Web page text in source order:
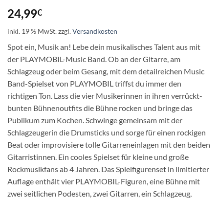
24,99€
inkl. 19 % MwSt.zzgl.Versandkosten
Spot ein, Musik an! Lebe dein musikalisches Talent aus mit
der PLAYMOBIL-Music Band. Ob an der Gitarre, am
Schlagzeug oder beim Gesang, mit dem detailreichen Music
Band-Spielset von PLAYMOBIL triffst du immer den
richtigen Ton. Lass die vier Musikerinnen in ihren verrückt-
bunten Bühnenoutfits die Bühne rocken und bringe das
Publikum zum Kochen. Schwinge gemeinsam mit der
Schlagzeugerin die Drumsticks und sorge für einen rockigen
Beat oder improvisiere tolle Gitarreneinlagen mit den beiden
Gitarristinnen. Ein cooles Spielset für kleine und große
Rockmusikfans ab 4 Jahren. Das Spielfigurenset in limitierter
Auflage enthält vier PLAYMOBIL-Figuren, eine Bühne mit
zwei seitlichen Podesten, zwei Gitarren, ein Schlagzeug,